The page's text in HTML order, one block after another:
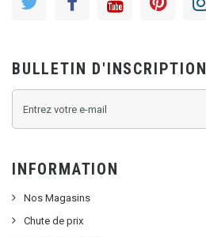
BULLETIN D'INSCRIPTION
INFORMATION
Nos Magasins
Chute de prix